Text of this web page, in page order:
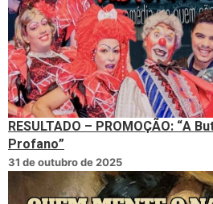
RESULTADO – PROMOÇÃO: “A
Profano”
31 de outubro de 2025